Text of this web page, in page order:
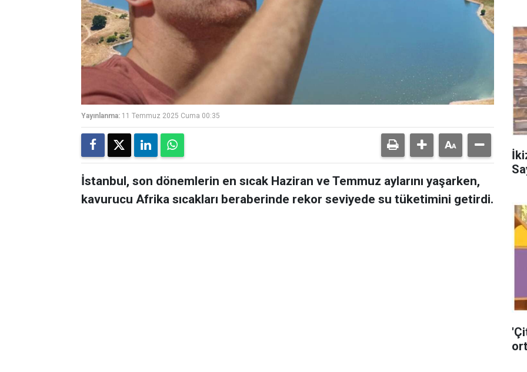
Yayınlanma: 11 Temmuz 2025 Cuma 00:35
İstanbul, son dönemlerin en sıcak Haziran ve Temmuz aylarını yaşarken,
kavurucu Afrika sıcakları beraberinde rekor seviyede su tüketimini getirdi.